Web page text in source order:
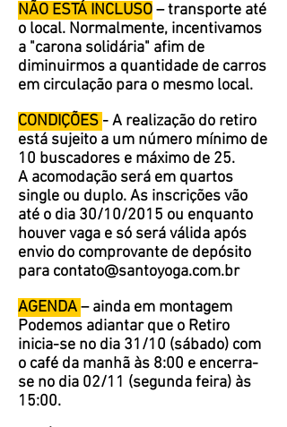
NÃO ESTÁ INCLUSO– transporte até
o local. Normalmente, incentivamos
a "carona solidária" afim de
diminuirmos a quantidade de carros
em circulação para o mesmo local.
CONDIÇÕES - A realização do retiro
está sujeito a um número mínimo de
10 buscadores e máximo de 25.
A acomodação será em quartos
single ou duplo. As inscrições vão
até o dia 30/10/2015 ou enquanto
houver vaga e só será válida após
envio do comprovante de depósito
para contato@santoyoga.com.br
AGENDA– ainda em montagem
Podemos adiantar que o Retiro
inicia-se no dia 31/10 (sábado) com
o café da manhã às 8:00 e encerra-
se no dia 02/11 (segunda feira) às
15:00.